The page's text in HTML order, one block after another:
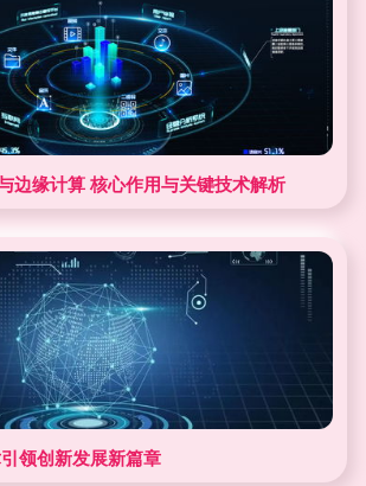
边缘计算 核心作用与关键技术解析
领创新发展新篇章